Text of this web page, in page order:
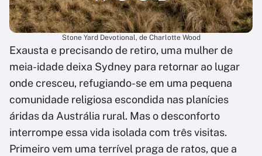
Stone Yard Devotional, de Charlotte Wood
Exausta e precisando de retiro, uma mulher de
meia-idade deixa Sydney para retornar ao lugar
onde cresceu, refugiando-se em uma pequena
comunidade religiosa escondida nas planícies
áridas da Austrália rural. Mas o desconforto
interrompe essa vida isolada com três visitas.
Primeiro vem uma terrível praga de ratos, que a